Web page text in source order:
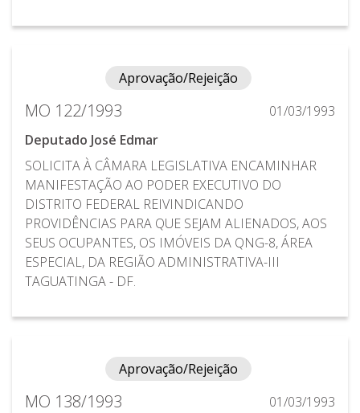
Aprovação/Rejeição
MO 122/1993
01/03/1993
Deputado José Edmar
SOLICITA À CÂMARA LEGISLATIVA ENCAMINHAR
MANIFESTAÇÃO AO PODER EXECUTIVO DO
DISTRITO FEDERAL REIVINDICANDO
PROVIDÊNCIAS PARA QUE SEJAM ALIENADOS, AOS
SEUS OCUPANTES, OS IMÓVEIS DA QNG-8, ÁREA
ESPECIAL, DA REGIÃO ADMINISTRATIVA-III
TAGUATINGA - DF.
Aprovação/Rejeição
MO 138/1993
01/03/1993